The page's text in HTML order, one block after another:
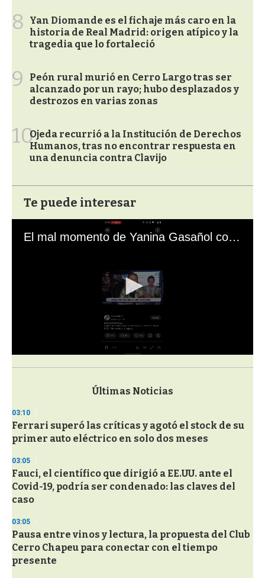
8
Yan Diomande es el fichaje más caro en la
historia de Real Madrid: origen atípico y la
tragedia que lo fortaleció
9
Peón rural murió en Cerro Largo tras ser
alcanzado por un rayo; hubo desplazados y
destrozos en varias zonas
10Ojeda recurrió a la Institución de Derechos
Humanos, tras no encontrar respuesta en
una denuncia contra Clavijo
Te puede interesar
El mal momento de Yanina Gasañol con un hincha argentino en "Subrayado"
s
d
s
o
f
3
s
e
c
o
d
s
Últimas Noticias
03:10
Ferrari superó las críticas y agotó el stock de su
primer auto eléctrico en solo dos meses
03:05
Fauci, el científico que dirigió a EE.UU. ante el
Covid-19, podría ser condenado: las claves del
caso
03:05
Pausa entre vinos y lectura, la propuesta del Club
Cerro Chapeu para conectar con el tiempo
presente